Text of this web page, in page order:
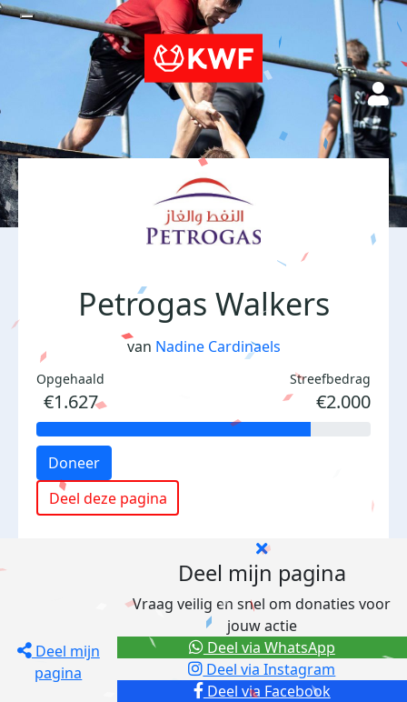
Petrogas Walkers
van Nadine Cardinaels
Opgehaald
€1.627
Streefbedrag
€2.000
Doneer
Deel deze pagina
Deel mijn
pagina
Deel mijn pagina
Vraag veilig en snel om donaties voor
jouw actie
Deel via Facebook
Deel via Instagram
Deel via WhatsApp